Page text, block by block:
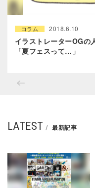
コラム 2018.6.10
イラストレーターOGの
「夏フェスって…」
LATEST 最新記事